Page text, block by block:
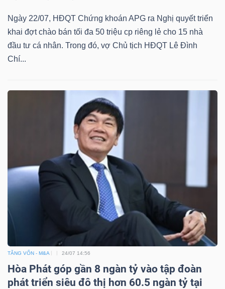
Ngày 22/07, HĐQT Chứng khoán APG ra Nghị quyết triển
khai đợt chào bán tối đa 50 triệu cp riêng lẻ cho 15 nhà
đầu tư cá nhân. Trong đó, vợ Chủ tịch HĐQT Lê Đình
Chí...
TĂNG VỐN - M&A 24/07 14:56
Hòa Phát góp gần 8 ngàn tỷ vào tập đoàn
phát triển siêu đô thị hơn 60.5 ngàn tỷ tại